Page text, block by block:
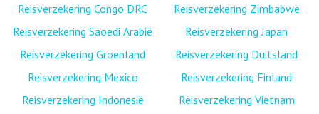
Reisverzekering Congo DRC
Reisverzekering Saoedi Arabië
Reisverzekering Groenland
Reisverzekering Mexico
Reisverzekering Indonesië
Reisverzekering Zimbabwe
Reisverzekering Japan
Reisverzekering Duitsland
Reisverzekering Finland
Reisverzekering Vietnam